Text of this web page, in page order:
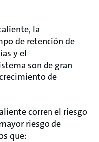
la
de retención de
y el
son de gran
de
corren el riesgo
riesgo de
que: